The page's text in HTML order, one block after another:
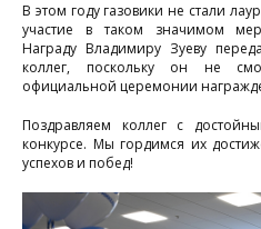
В этом году газовики не стали
участие в таком значимом
Награду Владимиру Зуеву
коллег, поскольку он не
официальной церемонии
Поздравляем коллег с
конкурсе. Мы гордимся их
успехов и побед!